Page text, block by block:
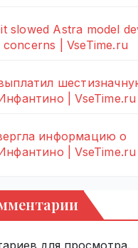
slowed Astra model
| VseTime.ru
| VseTime.ru
информацию о
| VseTime.ru